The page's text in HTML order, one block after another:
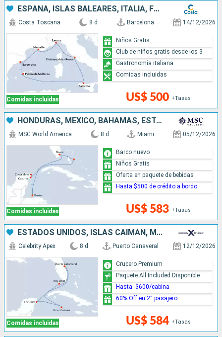
ESPAÑA, ISLAS BALEARES, ITALIA, FRANCIA
Comidas incluidas
Costa Toscana 8 d Barcelona 14/12/2026
US$ 500 +Tasas
Niños Gratis
Club de niños gratis desde los 3
Gastronomía italiana
Comidas incluidas
HONDURAS, MÉXICO, BAHAMAS, ESTADOS UNIDOS
Comidas incluidas
MSC World America 8 d Miami 05/12/2026
US$ 583 +Tasas
Barco nuevo
Niños Gratis
Oferta en paquete de bebidas
Hasta $500 de crédito a bordo
ESTADOS UNIDOS, ISLAS CAIMÁN, MÉXICO
Comidas incluidas
Celebrity Apex 8 d Puerto Canaveral 12/12/2026
US$ 584 +Tasas
Crucero Premium
Paquete All Included Disponible
Hasta -$600/cabina
60% Off en 2° pasajero